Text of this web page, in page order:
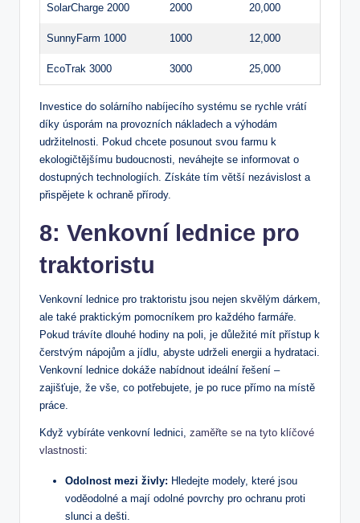
SolarCharge 2000 2000 20,000
SunnyFarm 1000 1000 12,000
EcoTrak 3000 3000 25,000
Investice do solárního nabíjecího systému se rychle vrátí
díky úsporám na provozních nákladech a výhodám
udržitelnosti. Pokud chcete posunout svou farmu k
ekologičtějšímu budoucnosti, neváhejte se informovat o
dostupných technologiích. Získáte tím větší nezávislost a
přispějete k ochraně přírody.
8: Venkovní lednice pro
traktoristu
Venkovní lednice pro traktoristu jsou nejen skvělým dárkem,
ale také praktickým pomocníkem pro každého farmáře.
Pokud trávíte dlouhé hodiny na poli, je důležité mít přístup k
čerstvým nápojům a jídlu, abyste udrželi energii a hydrataci.
Venkovní lednice dokáže nabídnout ideální řešení –
zajišťuje, že vše, co potřebujete, je po ruce přímo na místě
práce.
Když vybíráte venkovní lednici, zaměřte se na tyto klíčové
vlastnosti:
Odolnost mezi živly: Hledejte modely, které jsou
voděodolné a mají odolné povrchy pro ochranu proti
slunci a dešti.